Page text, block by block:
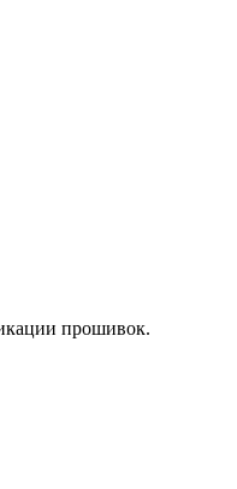
прошивок.